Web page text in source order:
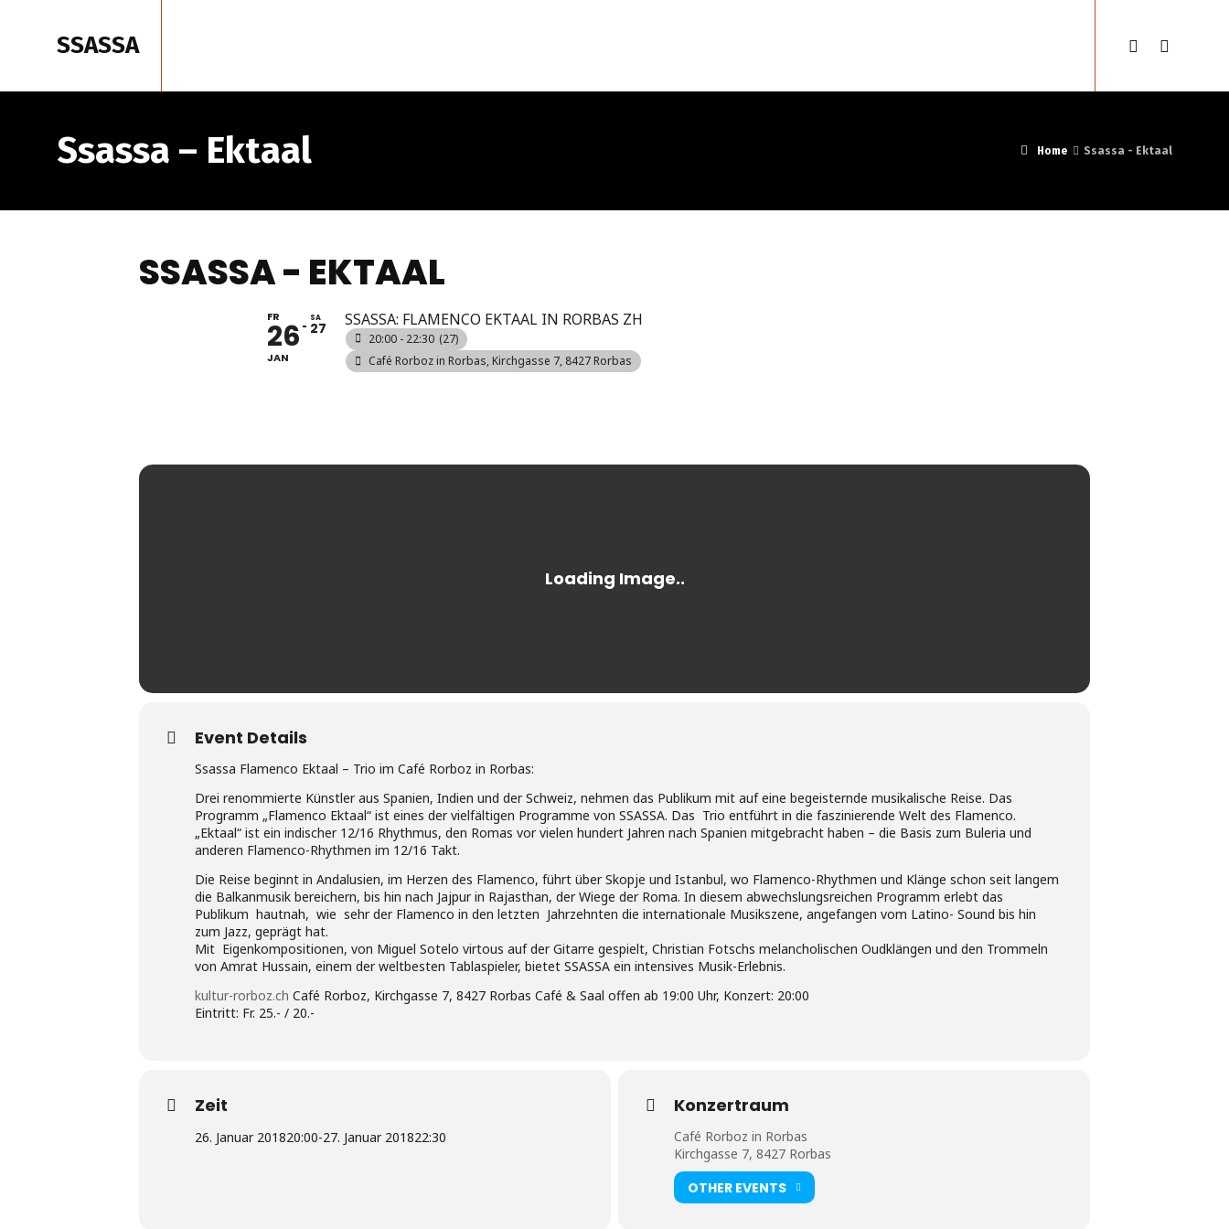
SSASSA
Ssassa – Ektaal Home Ssassa - Ektaal
SSASSA - EKTAAL
FR
26
JAN
SA
27 SSASSA: FLAMENCO EKTAAL IN RORBAS ZH
20:00 - 22:30 (27)
Café Rorboz in Rorbas, Kirchgasse 7, 8427 Rorbas
Event Details
Ssassa Flamenco Ektaal – Trio im Café Rorboz in Rorbas:
Drei renommierte Künstler aus Spanien, Indien und der Schweiz, nehmen das Publikum mit auf eine begeisternde musikalische Reise. Das
Programm „Flamenco Ektaal“ ist eines der vielfältigen Programme von SSASSA. Das Trio entführt in die faszinierende Welt des Flamenco.
„Ektaal“ ist ein indischer 12/16 Rhythmus, den Romas vor vielen hundert Jahren nach Spanien mitgebracht haben – die Basis zum Buleria und
anderen Flamenco-Rhythmen im 12/16 Takt.
Die Reise beginnt in Andalusien, im Herzen des Flamenco, führt über Skopje und Istanbul, wo Flamenco-Rhythmen und Klänge schon seit langem
die Balkanmusik bereichern, bis hin nach Jajpur in Rajasthan, der Wiege der Roma. In diesem abwechslungsreichen Programm erlebt das
Publikum hautnah, wie sehr der Flamenco in den letzten Jahrzehnten die internationale Musikszene, angefangen vom Latino- Sound bis hin
zum Jazz, geprägt hat.
Mit Eigenkompositionen, von Miguel Sotelo virtous auf der Gitarre gespielt, Christian Fotschs melancholischen Oudklängen und den Trommeln
von Amrat Hussain, einem der weltbesten Tablaspieler, bietet SSASSA ein intensives Musik-Erlebnis.
kultur-rorboz.ch Café Rorboz, Kirchgasse 7, 8427 Rorbas Café & Saal offen ab 19:00 Uhr, Konzert: 20:00
Eintritt: Fr. 25.- / 20.-
Zeit
26. Januar 201820:00-27. Januar 201822:30
Konzertraum
Café Rorboz in Rorbas
Kirchgasse 7, 8427 Rorbas
OTHER EVENTS